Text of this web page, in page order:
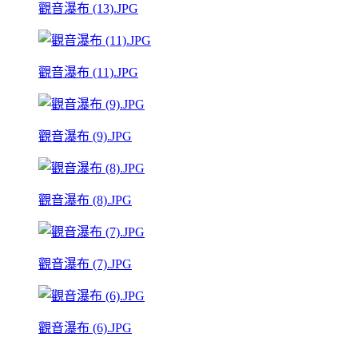
觀音瀑布 (13).JPG
觀音瀑布 (11).JPG
觀音瀑布 (9).JPG
觀音瀑布 (8).JPG
觀音瀑布 (7).JPG
觀音瀑布 (6).JPG